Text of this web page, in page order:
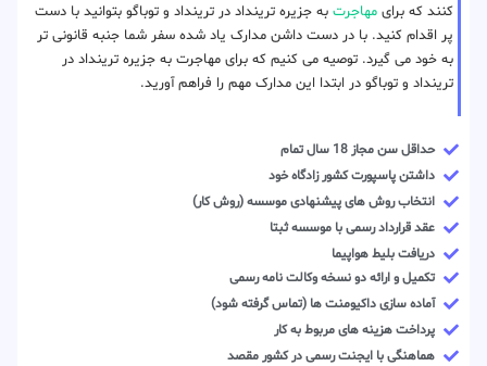
کنند که برای مهاجرت به جزیره ترینداد در ترینداد‌ و توباگو بتوانید با دست
پر اقدام کنید. با در دست داشن مدارک یاد شده سفر شما جنبه قانونی تر
به خود می گیرد. توصیه می کنیم که برای مهاجرت به جزیره ترینداد در
ترینداد‌ و توباگو در ابتدا این مدارک مهم را فراهم آورید.
حداقل سن مجاز 18 سال تمام
داشتن پاسپورت کشور زادگاه خود
انتخاب روش های پیشنهادی موسسه (روش کار)
عقد قرارداد رسمی با موسسه ثبتا
دریافت بلیط هواپیما
تکمیل و ارائه دو نسخه وکالت نامه رسمی
آماده سازی داکیومنت ها (تماس گرفته شود)
پرداخت هزینه های مربوط به کار
هماهنگی با ایجنت رسمی در کشور مقصد